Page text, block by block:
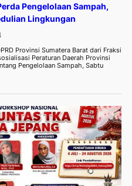
Pengelolaan Sampah,
Lingkungan
Provinsi Sumatera Barat dari Fraksi
Peraturan Daerah Provinsi
Pengelolaan Sampah, Sabtu